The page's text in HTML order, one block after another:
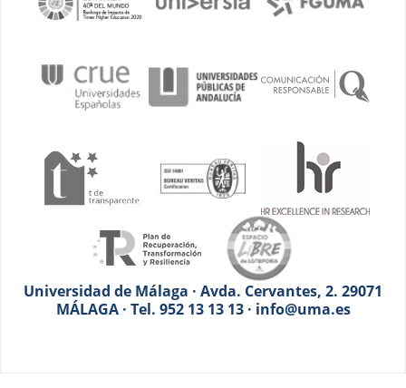
Universidad de Málaga · Avda. Cervantes, 2. 29071
MÁLAGA · Tel. 952 13 13 13 · info@uma.es